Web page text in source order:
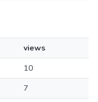
views
10
7